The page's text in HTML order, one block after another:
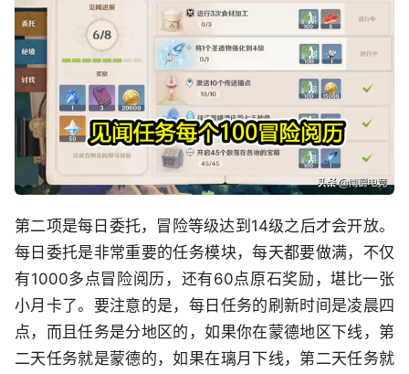
第二项是每日委托，冒险等级达到14级之后才会开放。
每日委托是非常重要的任务模块，每天都要做满，不仅
有1000多点冒险阅历，还有60点原石奖励，堪比一张
小月卡了。要注意的是，每日任务的刷新时间是凌晨四
点，而且任务是分地区的，如果你在蒙德地区下线，第
二天任务就是蒙德的，如果在璃月下线，第二天任务就